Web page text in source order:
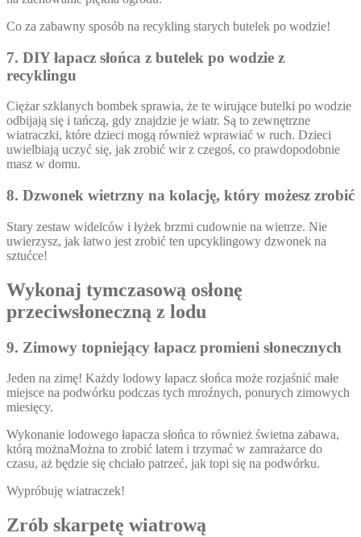
Co za zabawny sposób na recykling starych butelek po wodzie!
7. DIY łapacz słońca z butelek po wodzie z
recyklingu
Ciężar szklanych bombek sprawia, że te wirujące butelki po wodzie
odbijają się i tańczą, gdy znajdzie je wiatr. Są to zewnętrzne
wiatraczki, które dzieci mogą również wprawiać w ruch. Dzieci
uwielbiają uczyć się, jak zrobić wir z czegoś, co prawdopodobnie
masz w domu.
8. Dzwonek wietrzny na kolację, który możesz zrobić
Stary zestaw widelców i łyżek brzmi cudownie na wietrze. Nie
uwierzysz, jak łatwo jest zrobić ten upcyklingowy dzwonek na
sztućce!
Wykonaj tymczasową osłonę
przeciwsłoneczną z lodu
9. Zimowy topniejący łapacz promieni słonecznych
Jeden na zimę! Każdy lodowy łapacz słońca może rozjaśnić małe
miejsce na podwórku podczas tych mroźnych, ponurych zimowych
miesięcy.
Wykonanie lodowego łapacza słońca to również świetna zabawa,
którą możnaMożna to zrobić latem i trzymać w zamrażarce do
czasu, aż będzie się chciało patrzeć, jak topi się na podwórku.
Wypróbuję wiatraczek!
Zrób skarpetę wiatrową